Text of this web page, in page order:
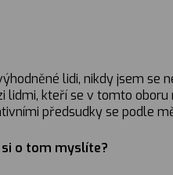
lidi, nikdy jsem se
kteří se v tomto oboru
předsudky se podle
si o tom myslíte?